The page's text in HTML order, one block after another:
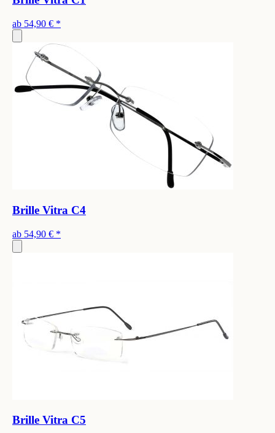
ab 54,90 € *
Brille Vitra C4
ab 54,90 € *
Brille Vitra C5